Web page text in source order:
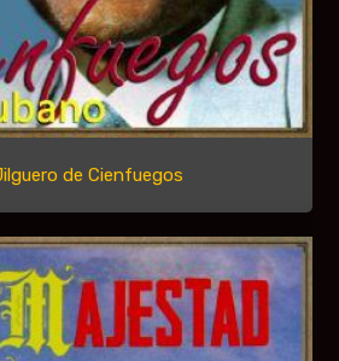
de Cienfuegos